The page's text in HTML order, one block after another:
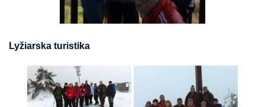
Lyžiarska turistika